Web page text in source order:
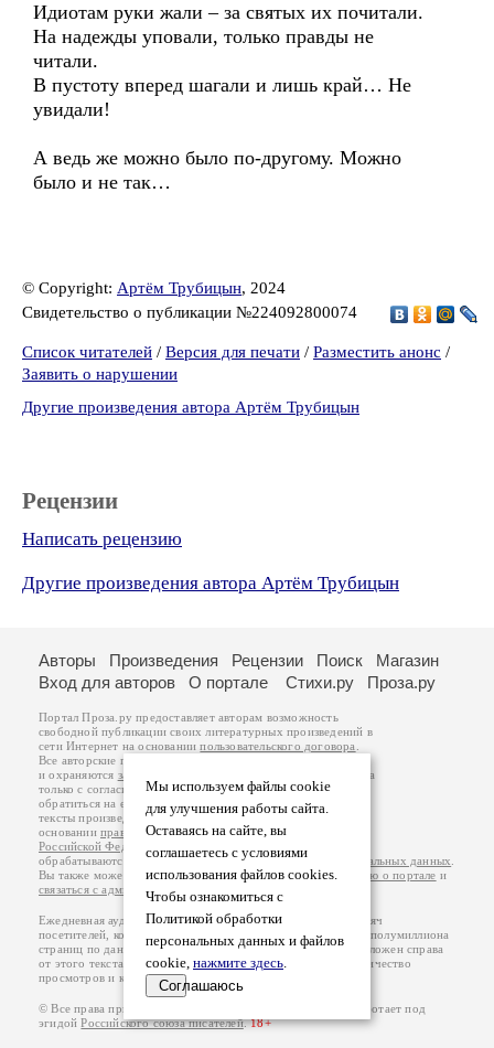
Идиотам руки жали – за святых их почитали.
На надежды уповали, только правды не
читали.
В пустоту вперед шагали и лишь край… Не
увидали!
А ведь же можно было по-другому. Можно
было и не так…
© Copyright: Артём Трубицын, 2024
Свидетельство о публикации №224092800074
Список читателей / Версия для печати / Разместить анонс /
Заявить о нарушении
Другие произведения автора Артём Трубицын
Рецензии
Написать рецензию
Другие произведения автора Артём Трубицын
Мы используем файлы cookie
для улучшения работы сайта.
Оставаясь на сайте, вы
соглашаетесь с условиями
использования файлов cookies.
Чтобы ознакомиться с
Политикой обработки
персональных данных и файлов
cookie, нажмите здесь.
Соглашаюсь
Авторы Произведения Рецензии Поиск
Магазин
Вход для авторов
О портале Стихи.ру Проза.ру
Портал Проза.ру предоставляет авторам возможность
свободной публикации своих литературных произведений в
сети Интернет на основаниипользовательского договора
Все авторские права на произведения принадлежат авторам
и охраняются законом
. Перепечатка произведений возможна
только с согласия его автора, к которому вы можете
обратиться на его авторской странице. Ответственность за
тексты произведений авторы несут самостоятельно на
основанииправил публикацииизаконодательства
Российской Федерации
обрабатываются на основанииПолитики обработки персональных данных
Вы также можете посмотреть более подробнуюинформацию о портале и
связаться с администрацией
Ежедневная аудитория портала Проза.ру – порядка 100 тысяч
посетителей, которые в общей сумме просматривают более полумиллиона
страниц по данным счетчика посещаемости, который расположен справа
от этого текста. В каждой графе указано по две цифры: количество
просмотров и количество посетителей.
© Все права принадлежат авторам, 2000-2026. Портал работает под
эгидойРоссийского союза писателей.18+